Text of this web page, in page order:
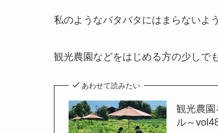
私のようなバタバタにはまらないよ
観光農園などをはじめる方の少しで
あわせて読みたい
観光農
ル～